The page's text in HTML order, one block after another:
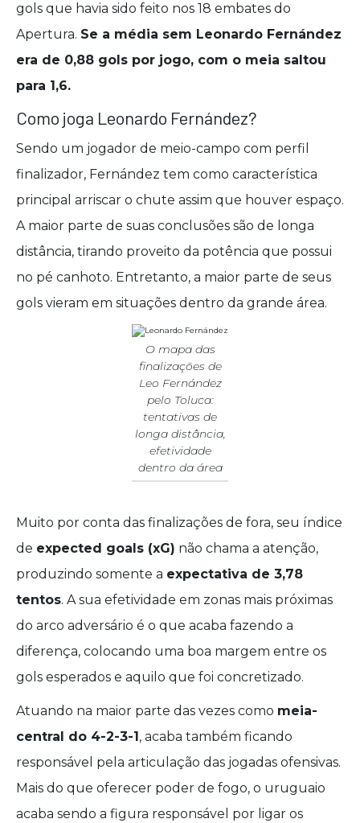
gols que havia sido feito nos 18 embates do
Apertura. Se a média sem Leonardo Fernández
era de 0,88 gols por jogo, com o meia saltou
para 1,6.
Como joga Leonardo Fernández?
Sendo um jogador de meio-campo com perfil
finalizador, Fernández tem como característica
principal arriscar o chute assim que houver espaço.
A maior parte de suas conclusões são de longa
distância, tirando proveito da potência que possui
no pé canhoto. Entretanto, a maior parte de seus
gols vieram em situações dentro da grande área.
O mapa das
finalizações de
Leo Fernández
pelo Toluca:
tentativas de
longa distância,
efetividade
dentro da área
Muito por conta das finalizações de fora, seu índice
de expected goals (xG) não chama a atenção,
produzindo somente a expectativa de 3,78
tentos. A sua efetividade em zonas mais próximas
do arco adversário é o que acaba fazendo a
diferença, colocando uma boa margem entre os
gols esperados e aquilo que foi concretizado.
Atuando na maior parte das vezes como meia-
central do 4-2-3-1 , acaba também ficando
responsável pela articulação das jogadas ofensivas.
Mais do que oferecer poder de fogo, o uruguaio
acaba sendo a figura responsável por ligar os